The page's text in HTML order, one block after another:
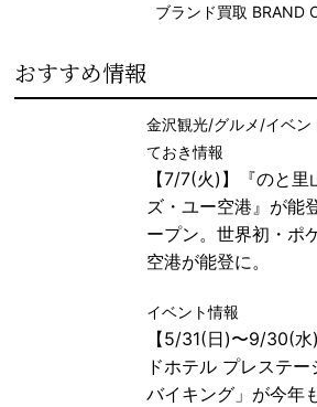
ブランド買取 BRAND
おすすめ情報
金沢観光/グルメ/イベン
ておき情報
【7/7(火)】『のと
ズ・ユー空港』が能
ープン。世界初・ポ
空港が能登に。
イベント情報
【5/31(日)〜9/30(
ドホテル プレステ
バイキング」が今年